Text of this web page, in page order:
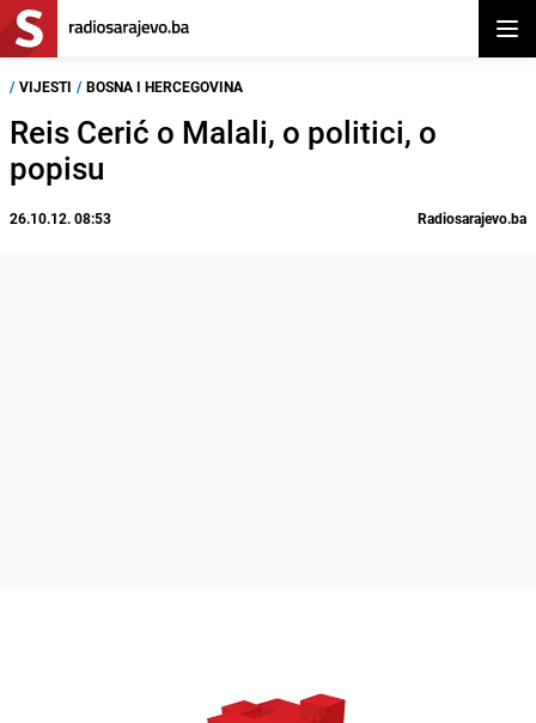
/ VIJESTI / BOSNA I HERCEGOVINA
Reis Cerić o Malali, o politici, o
popisu
26.10.12. 08:53 Radiosarajevo.ba